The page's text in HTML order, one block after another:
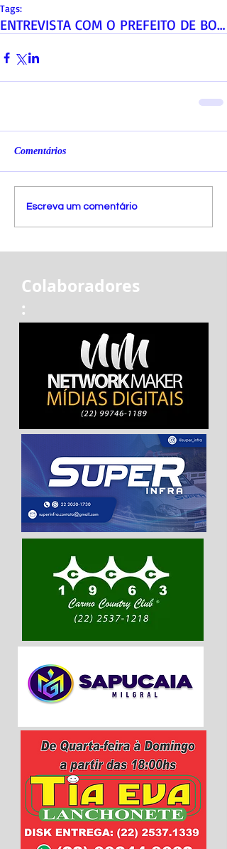
Tags:
ENTREVISTA COM O PREFEITO DE BOM JARDIM ANTÔNIO GO
Comentários
Escreva um comentário
Colaboradores
: